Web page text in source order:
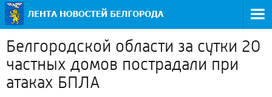
Белгородской области за сутки 20
частных домов пострадали при
атаках БПЛА